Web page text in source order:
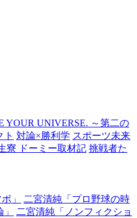
YOUR UNIVERSE. ～第二の
ト 対論×勝利学 スポーツ未来
寮 ドーミー取材記 挑戦者た
」
二宮清純「プロ野球の時
二宮清純「ノンフィクショ